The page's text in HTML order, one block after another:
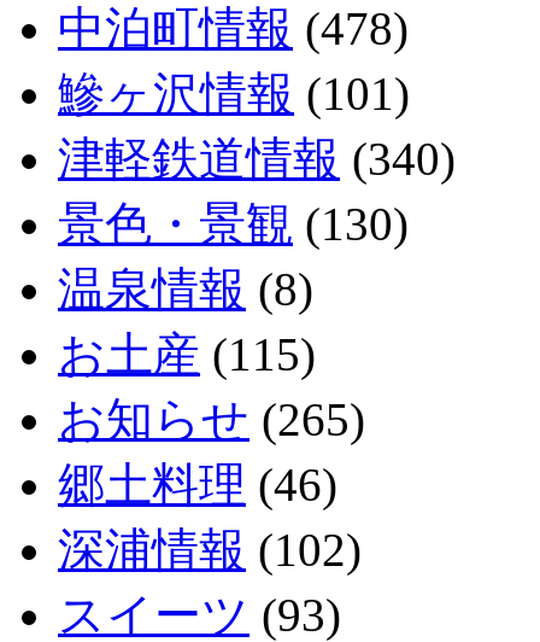
中泊町情報 (478)
鰺ヶ沢情報 (101)
津軽鉄道情報 (340)
景色・景観 (130)
温泉情報 (8)
お土産 (115)
お知らせ (265)
郷土料理 (46)
深浦情報 (102)
スイーツ (93)